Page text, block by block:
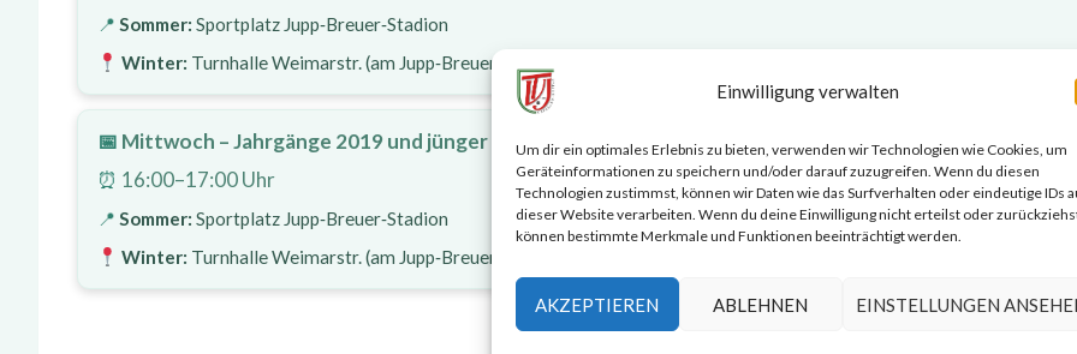
Einwilligung verwalten
Um dir ein optimales Erlebnis zu bieten, verwenden wir Technologien wie Cookies, um
Geräteinformationen zu speichern und/oder darauf zuzugreifen. Wenn du diesen
Technologien zustimmst, können wir Daten wie das Surfverhalten oder eindeutige IDs
dieser Website verarbeiten. Wenn du deine Einwilligung nicht erteilst oder
können bestimmte Merkmale und Funktionen beeinträchtigt werden.
AKZEPTIEREN ABLEHNEN EINSTELLUNGEN
Sommer: Sportplatz Jupp‑Breuer‑Stadion
Winter: Turnhalle Weimarstr. (am Jupp‑Breuer‑Stadion)
Mittwoch – Jahrgänge 2019 und jünger
16:00–17:00 Uhr
Sommer: Sportplatz Jupp‑Breuer‑Stadion
Winter: Turnhalle Weimarstr. (am Jupp‑Breuer‑Stadion)